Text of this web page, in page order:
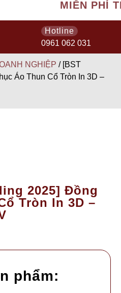
MIỄN PHÍ
Hotline
0961 062 031
NGHIỆP / [BST
Áo Thun Cổ Tròn In 3D –
2025] Đồng
Tròn In 3D –
phẩm: